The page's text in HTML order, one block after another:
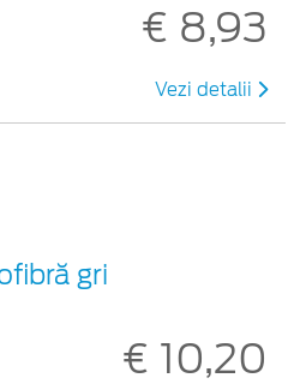
€ 8,93
Vezi detalii
gri
€ 10,20